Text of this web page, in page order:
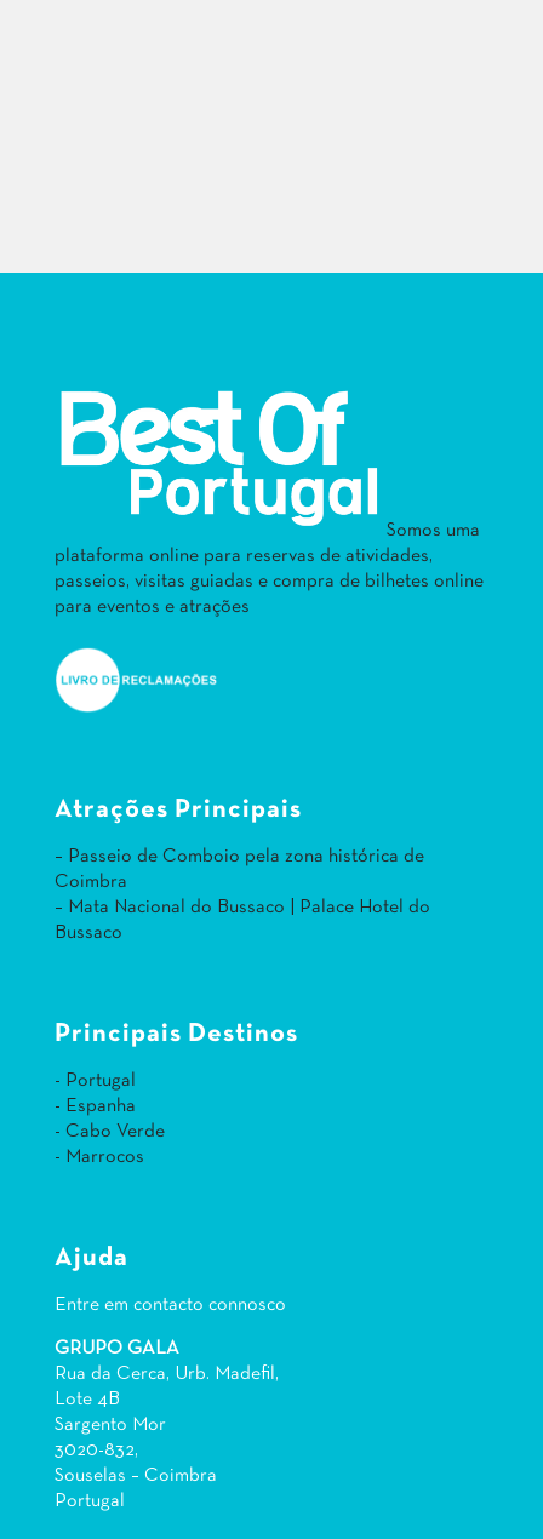
Somos uma
plataforma online para reservas de atividades,
passeios, visitas guiadas e compra de bilhetes online
para eventos e atrações
Atrações Principais
– Passeio de Comboio pela zona histórica de
Coimbra
– Mata Nacional do Bussaco | Palace Hotel do
Bussaco
Principais Destinos
- Portugal
- Espanha
- Cabo Verde
- Marrocos
Ajuda
Entre em contacto connosco
GRUPO GALA
Rua da Cerca, Urb. Madefil,
Lote 4B
Sargento Mor
3020-832,
Souselas – Coimbra
Portugal